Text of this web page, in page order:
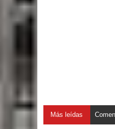
Más leídas